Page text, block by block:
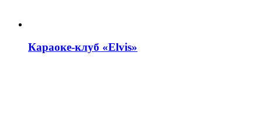
Караоке-клуб «Elvis»